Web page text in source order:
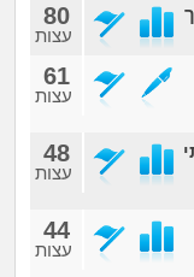
המחיה
80
עצות
61
עצות
48
עצות
44
עצות